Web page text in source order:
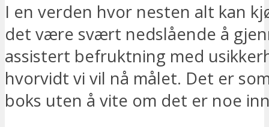
I en verden hvor nesten alt kan
det være svært nedslående å
assistert befruktning med
hvorvidt vi vil nå målet. Det er
boks uten å vite om det er noe